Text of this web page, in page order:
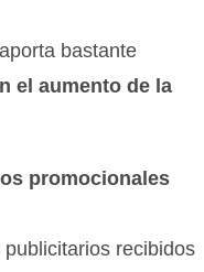
bastante
el aumento de la
promocionales
recibidos